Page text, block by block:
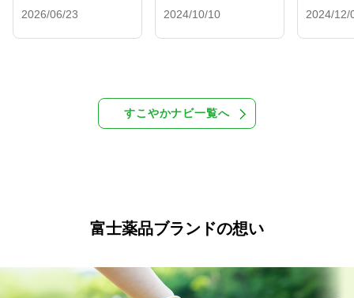
2026/06/23 2024/10/10 2024/12/
すこやかナビ一覧へ
富士薬品ブランドの想い